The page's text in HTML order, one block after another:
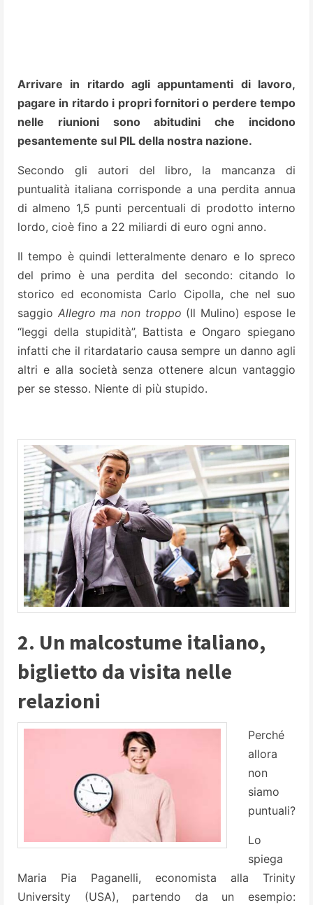
Arrivare in ritardo agli appuntamenti di lavoro,
pagare in ritardo i propri fornitori o perdere tempo
nelle riunioni sono abitudini che incidono
pesantemente sul PIL della nostra nazione.
Secondo gli autori del libro, la mancanza di
puntualità italiana corrisponde a una perdita annua
di almeno 1,5 punti percentuali di prodotto interno
lordo, cioè fino a 22 miliardi di euro ogni anno.
Il tempo è quindi letteralmente denaro e lo spreco
del primo è una perdita del secondo: citando lo
storico ed economista Carlo Cipolla, che nel suo
saggio Allegro ma non troppo (Il Mulino) espose le
“leggi della stupidità”, Battista e Ongaro spiegano
infatti che il ritardatario causa sempre un danno agli
altri e alla società senza ottenere alcun vantaggio
per se stesso. Niente di più stupido.
2. Un malcostume italiano,
biglietto da visita nelle
relazioni
Perché
allora
non
siamo
puntuali?
Lo
spiega
Maria Pia Paganelli, economista alla Trinity
University (USA), partendo da un esempio: